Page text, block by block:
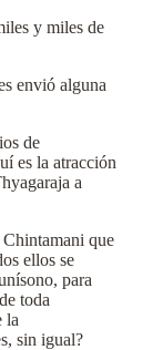
y miles de
envió alguna
de
es la atracción
a
que
ellos se
para
toda
la
sin igual?